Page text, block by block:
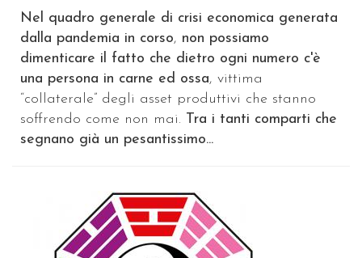
Nel quadro generale di crisi economica generata
dalla pandemia in corso, non possiamo
dimenticare il fatto che dietro ogni numero c'è
una persona in carne ed ossa, vittima
“collaterale” degli asset produttivi che stanno
soffrendo come non mai. Tra i tanti comparti che
segnano già un pesantissimo...